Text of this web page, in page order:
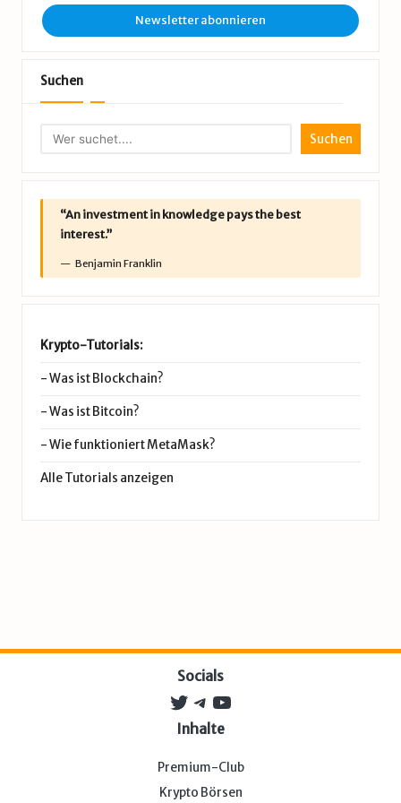
Newsletter abonnieren
Suchen
Suchen
“An investment in knowledge pays the best
interest.”
Benjamin Franklin
Krypto-Tutorials:
-Was ist Blockchain?
-Was ist Bitcoin?
-Wie funktioniert MetaMask?
Alle Tutorials anzeigen
Socials
Twitter
Telegram
YouTube
Inhalte
Premium-Club
Krypto Börsen